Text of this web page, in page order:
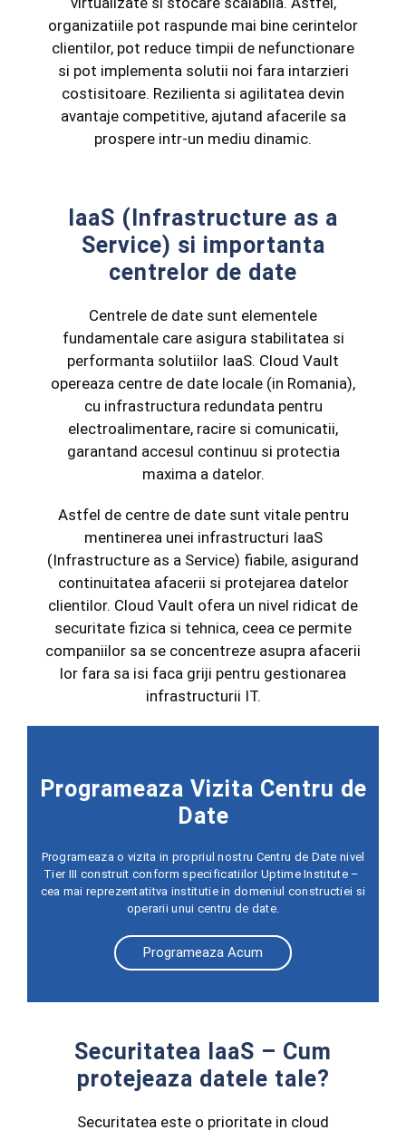
organizatiile pot raspunde mai bine cerintelor
clientilor, pot reduce timpii de nefunctionare
si pot implementa solutii noi fara intarzieri
costisitoare. Rezilienta si agilitatea devin
avantaje competitive, ajutand afacerile sa
prospere intr-un mediu dinamic.
IaaS (Infrastructure as a
Service) si importanta
centrelor de date
Centrele de date sunt elementele
fundamentale care asigura stabilitatea si
performanta solutiilor IaaS. Cloud Vault
opereaza centre de date locale (in Romania),
cu infrastructura redundata pentru
electroalimentare, racire si comunicatii,
garantand accesul continuu si protectia
maxima a datelor.
Astfel de centre de date sunt vitale pentru
mentinerea unei infrastructuri IaaS
(Infrastructure as a Service) fiabile, asigurand
continuitatea afacerii si protejarea datelor
clientilor. Cloud Vault ofera un nivel ridicat de
securitate fizica si tehnica, ceea ce permite
companiilor sa se concentreze asupra afacerii
lor fara sa isi faca griji pentru gestionarea
infrastructurii IT.
Programeaza Vizita Centru de
Date
Programeaza o vizita in propriul nostru Centru de Date nivel
Tier III construit conform specificatiilor Uptime Institute –
cea mai reprezentatitva institutie in domeniul constructiei si
operarii unui centru de date.
Programeaza Acum
Securitatea IaaS – Cum
protejeaza datele tale?
Securitatea este o prioritate in cloud